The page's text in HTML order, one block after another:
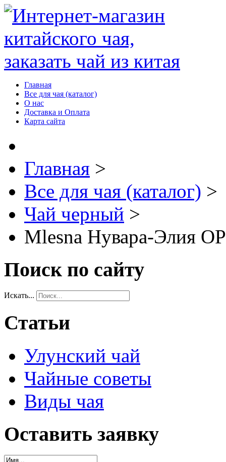
Главная
Все для чая (каталог)
О нас
Доставка и Оплата
Карта сайта
Главная >
Все для чая (каталог) >
Чай черный >
Mlesna Нувара-Элия
Поиск по сайту
Искать...
Статьи
Улунский чай
Чайные советы
Виды чая
Оставить заявку